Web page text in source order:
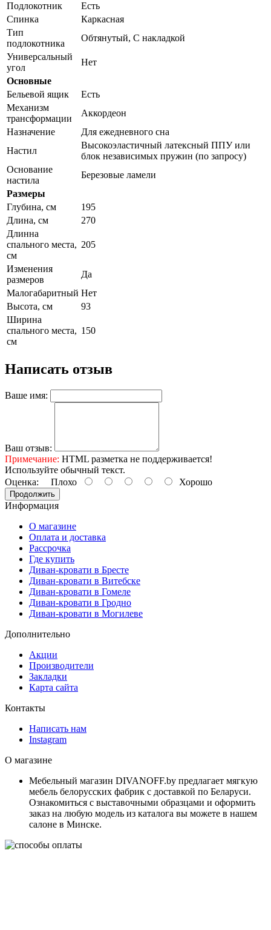
Подлокотник
Есть
Спинка
Каркасная
Тип
подлокотника
Обтянутый, С накладкой
Универсальный
угол
Нет
Основные
Бельевой ящик
Есть
Механизм
трансформации
Аккордеон
Назначение
Для ежедневного сна
Настил
Высокоэластичный латексный ППУ или
блок независимых пружин (по запросу)
Основание
настила
Березовые ламели
Размеры
Глубина, см
195
Длина, см
270
Длинна
спального места,
см
205
Изменения
размеров
Да
Малогабаритный Нет
Высота, см
93
Ширина
спального места,
см
150
Написать отзыв
Ваше имя:
Ваш отзыв:
Примечание: HTML разметка не поддерживается!
Используйте обычный текст.
Оценка: Плохо Хорошо
Продолжить
Информация
О магазине
Оплата и доставка
Рассрочка
Где купить
Диван-кровати в Бресте
Диван-кровати в Витебске
Диван-кровати в Гомеле
Диван-кровати в Гродно
Диван-кровати в Могилеве
Дополнительно
Акции
Производители
Закладки
Карта сайта
Контакты
Написать нам
Instagram
О магазине
Мебельный магазин DIVANOFF.by предлагает мягкую
мебель белорусских фабрик с доставкой по Беларуси.
Ознакомиться с выставочными образцами и оформить
заказ на любую модель из каталога вы можете в нашем
салоне в Минске.